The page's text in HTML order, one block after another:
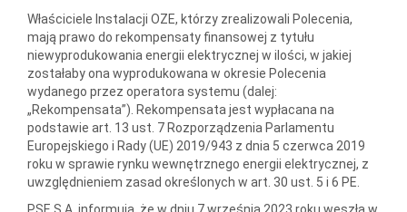
Właściciele Instalacji OZE, którzy zrealizowali Polecenia,
mają prawo do rekompensaty finansowej z tytułu
niewyprodukowania energii elektrycznej w ilości, w jakiej
zostałaby ona wyprodukowana w okresie Polecenia
wydanego przez operatora systemu (dalej:
„Rekompensata”). Rekompensata jest wypłacana na
podstawie art. 13 ust. 7 Rozporządzenia Parlamentu
Europejskiego i Rady (UE) 2019/943 z dnia 5 czerwca 2019
roku w sprawie rynku wewnętrznego energii elektrycznej, z
uwzględnieniem zasad określonych w art. 30 ust. 5 i 6 PE.
PSE S.A. informują, że w dniu 7 września 2023 roku weszła w